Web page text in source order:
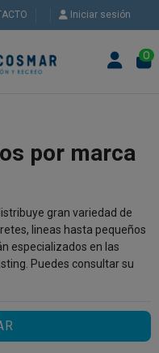
Iniciar sesión
0
por marca
gran variedad de
lineas hasta pequeños
especializados en las
Puedes consultar su